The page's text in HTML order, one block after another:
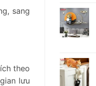
sang
theo
lưu